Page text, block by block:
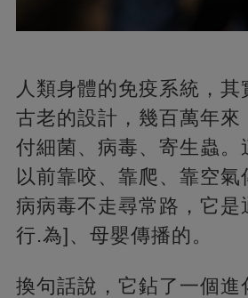
人類身體的免疫系統，其
古老的設計，幾百萬年來
付細菌、病毒、寄生蟲。
以前靠咬、靠爬、靠空氣
病病毒不走尋常路，它是
行.為]、母嬰傳播的。
換句話說，它鉆了一個進